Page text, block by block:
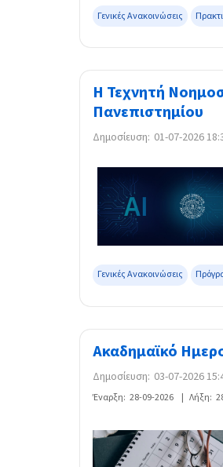
Γενικές Ανακοινώσεις
Η Τεχνητή
Πανεπιστημίου
Δημοσίευση: 01-07-2026
Γενικές Ανακοινώσεις
Ακαδημαϊκό
Δημοσίευση: 03-07-2026
Έναρξη: 28-09-2026 | Λήξη: